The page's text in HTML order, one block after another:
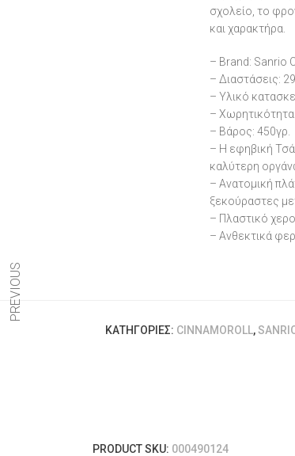
PREVIOUS
σχολείο, το
και χαρακτήρα.
– Brand: Sanrio
– Διαστάσεις:
– Υλικό
– Χωρητικότητα:
– Βάρος: 450γρ.
– Η εφηβική
καλύτερη
– Ανατομική
ξεκούραστες
– Πλαστικό
– Ανθεκτικά
ΚΑΤΗΓΟΡΊΕΣ: CINNAMOROLL,
PRODUCT SKU: 000490124